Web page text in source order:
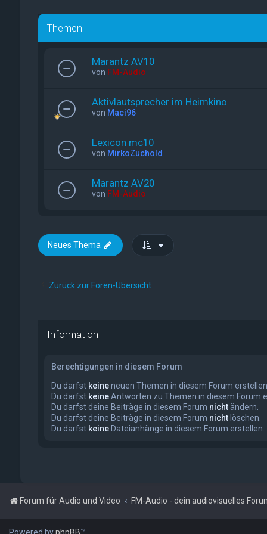
Themen
Marantz AV10
von FM-Audio
Aktivlautsprecher im Heimkino
von Maci96
Lexicon mc10
von MirkoZuchold
Marantz AV20
von FM-Audio
Neues Thema
Zurück zur Foren-Übersicht
Information
Berechtigungen in diesem Forum
Du darfst keineneuen Themen in diesem Forum erstellen.
Du darfst keineAntworten zu Themen in diesem Forum
Du darfst deine Beiträge in diesem Forum nichtändern.
Du darfst deine Beiträge in diesem Forum nichtlöschen.
Du darfst keineDateianhänge in diesem Forum erstellen.
Forum für Audio und Video FM-Audio - dein audiovisuelles